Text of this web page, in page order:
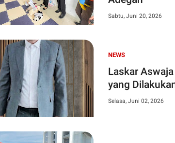
Sabtu, Juni 20, 2026
NEWS
Laskar
yang
Selasa, Juni 02, 2026